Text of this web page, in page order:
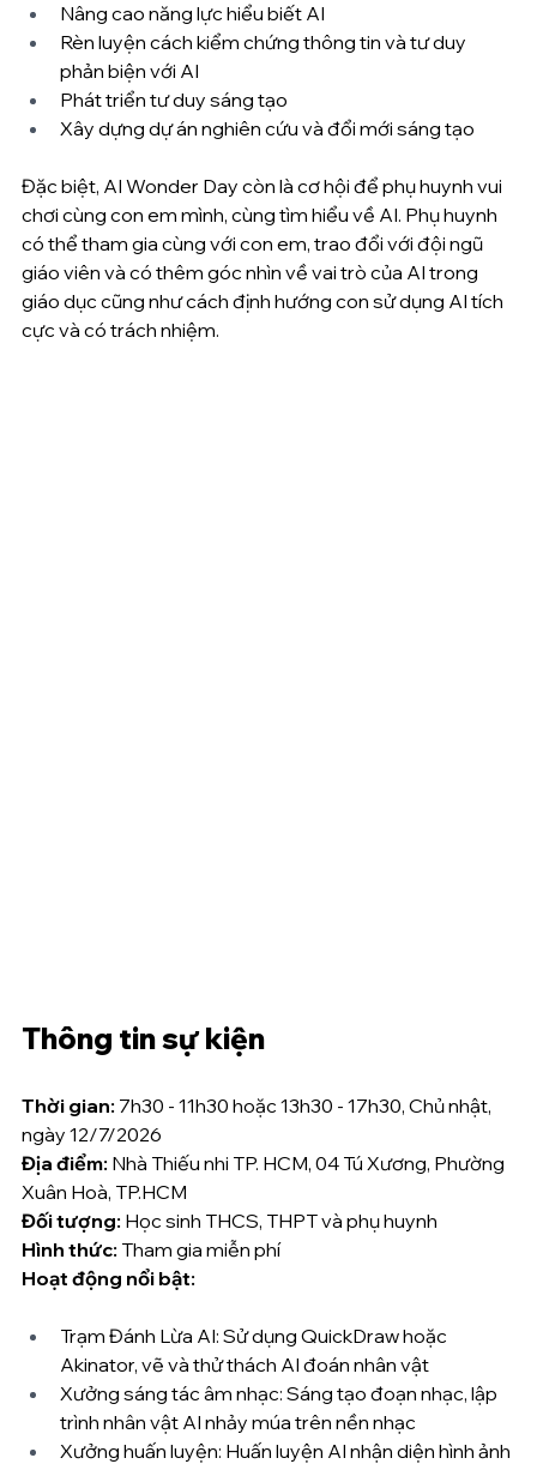
Nâng cao năng lực hiểu biết AI
Rèn luyện cách kiểm chứng thông tin và tư duy
phản biện với AI
Phát triển tư duy sáng tạo
Xây dựng dự án nghiên cứu và đổi mới sáng tạo
Đặc biệt, AI Wonder Day còn là cơ hội để phụ huynh vui
chơi cùng con em mình, cùng tìm hiểu về AI. Phụ huynh
có thể tham gia cùng với con em, trao đổi với đội ngũ
giáo viên và có thêm góc nhìn về vai trò của AI trong
giáo dục cũng như cách định hướng con sử dụng AI tích
cực và có trách nhiệm.
Thông tin sự kiện
Thời gian: 7h30 - 11h30 hoặc 13h30 - 17h30, Chủ nhật,
ngày 12/7/2026
Địa điểm: Nhà Thiếu nhi TP. HCM, 04 Tú Xương, Phường
Xuân Hoà, TP.HCM
Đối tượng: Học sinh THCS, THPT và phụ huynh
Hình thức: Tham gia miễn phí
Hoạt động nổi bật:
Trạm Đánh Lừa AI: Sử dụng QuickDraw hoặc
Akinator, vẽ và thử thách AI đoán nhân vật
Xưởng sáng tác âm nhạc: Sáng tạo đoạn nhạc, lập
trình nhân vật AI nhảy múa trên nền nhạc
Xưởng huấn luyện: Huấn luyện AI nhận diện hình ảnh